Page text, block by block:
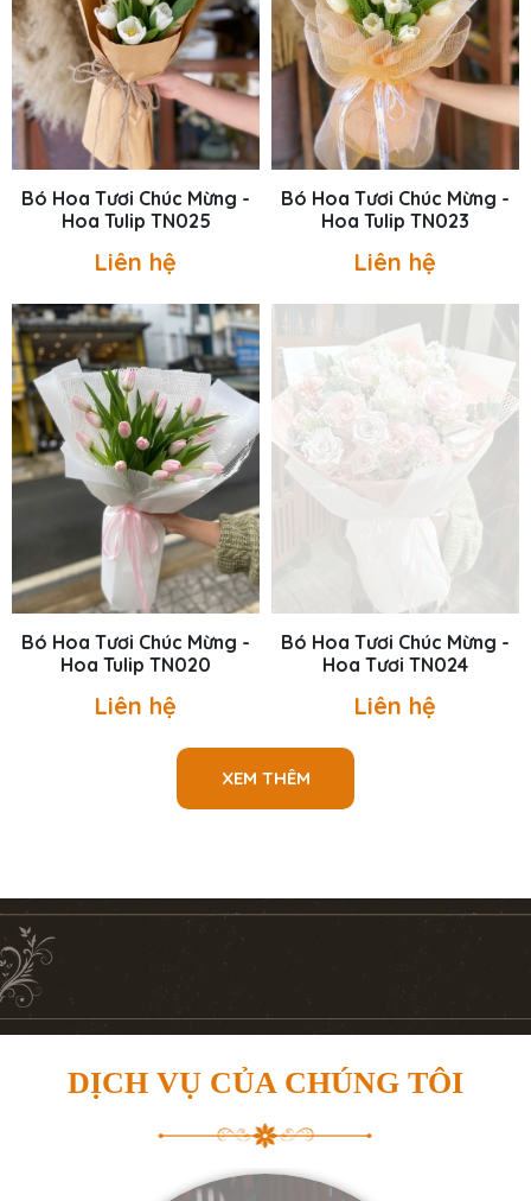
Bó Hoa Tươi Chúc Mừng -
Hoa Tulip TN025
Liên hệ
Bó Hoa Tươi Chúc Mừng -
Hoa Tulip TN023
Liên hệ
Bó Hoa Tươi Chúc Mừng -
Hoa Tulip TN020
Liên hệ
Bó Hoa Tươi Chúc Mừng -
Hoa Tươi TN024
Liên hệ
XEM THÊM
DỊCH VỤ CỦA CHÚNG TÔI